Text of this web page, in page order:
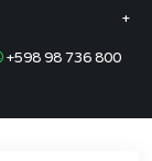
+598 98 736 800
+